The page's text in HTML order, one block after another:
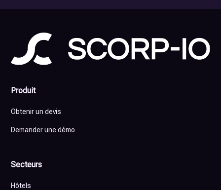
Produit
Obtenir un devis
Demander une démo
Secteurs
Hôtels